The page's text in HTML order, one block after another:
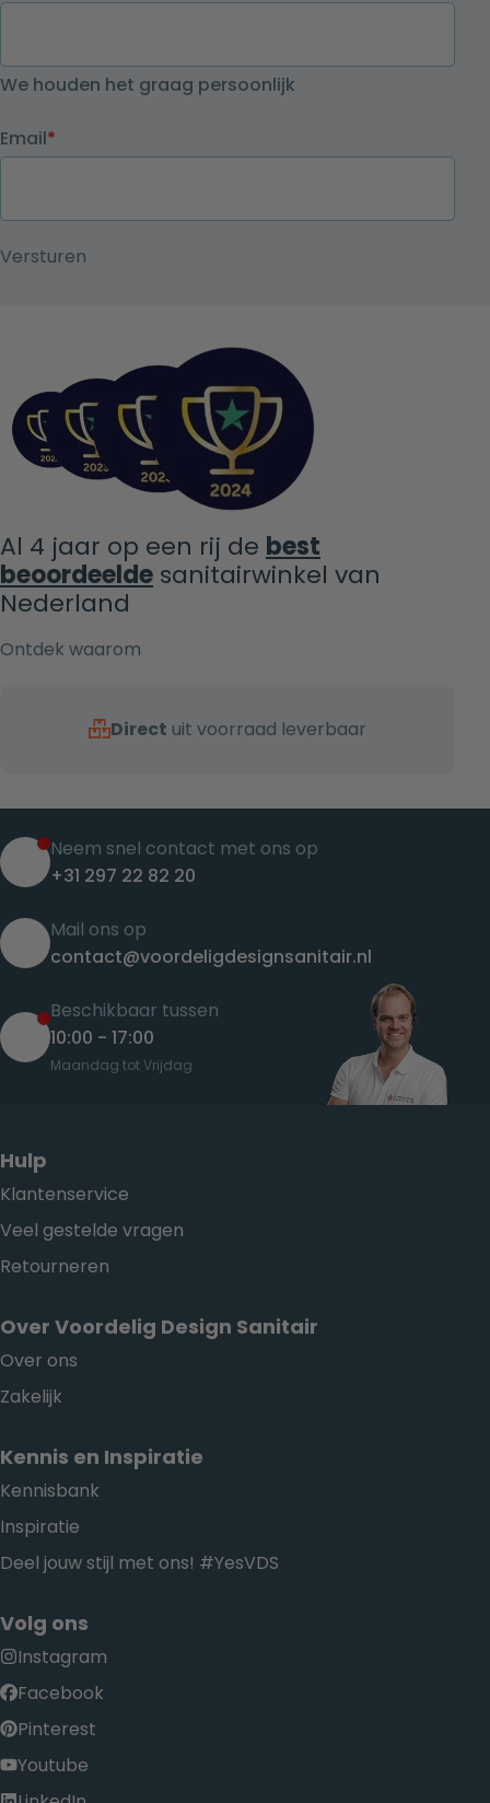
We houden het graag persoonlijk
Email*
Al 4 jaar op een rij de best
beoordeelde sanitairwinkel van
Nederland
Ontdek waarom
Direct uit voorraad leverbaar
Neem snel contact met ons op
+31 297 22 82 20
Mail ons op
contact@voordeligdesignsanitair.nl
Beschikbaar tussen
10:00 - 17:00
Maandag tot Vrijdag
Hulp
Klantenservice
Veel gestelde vragen
Retourneren
Over Voordelig Design Sanitair
Over ons
Zakelijk
Kennis en Inspiratie
Kennisbank
Inspiratie
Deel jouw stijl met ons! #YesVDS
Volg ons
Instagram
Facebook
Pinterest
Youtube